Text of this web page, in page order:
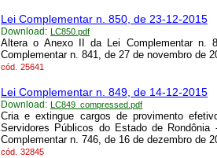
Lei Complementar n. 850, de 23-12-2015
Download: LC850.pdf
Altera o Anexo II da Lei Complementar n.
Complementar n. 841, de 27 de novembro de
cód. 25641
Lei Complementar n. 849, de 14-12-2015
Download: LC849_compressed.pdf
Cria e extingue cargos de provimento
Servidores Públicos do Estado de
Complementar n. 746, de 16 de dezembro de
cód. 32845